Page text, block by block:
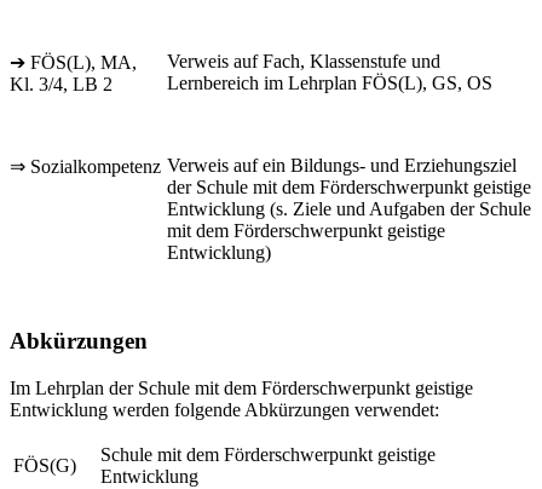
➔ FÖS(L), MA,
Kl. 3/4, LB 2
Verweis auf Fach, Klassenstufe und
Lernbereich im Lehrplan FÖS(L), GS, OS
⇒ Sozialkompetenz Verweis auf ein Bildungs- und Erziehungsziel
der Schule mit dem Förderschwerpunkt geistige
Entwicklung (s. Ziele und Aufgaben der Schule
mit dem Förderschwerpunkt geistige
Entwicklung)
Abkürzungen
Im Lehrplan der Schule mit dem Förderschwerpunkt geistige
Entwicklung werden folgende Abkürzungen verwendet:
FÖS(G)
Schule mit dem Förderschwerpunkt geistige
Entwicklung